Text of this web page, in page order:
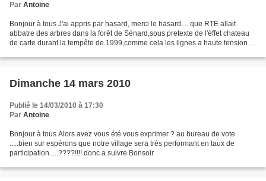
Par Antoine
Bonjour à tous J'ai appris par hasard, merci le hasard.... que RTE allait
abbatre des arbres dans la forêt de Sénard,sous pretexte de l'éffet chateau
de carte durant la tempête de 1999,comme cela les lignes a haute tension
Dimanche 14 mars 2010
Publié le 14/03/2010 à 17:30
Par Antoine
Bonjour à tous Alors avez vous été vous exprimer ? au bureau de vote
.....bien sur espérons que notre village sera trés performant en taux de
participation.....????!!!! donc a suivre Bonsoir